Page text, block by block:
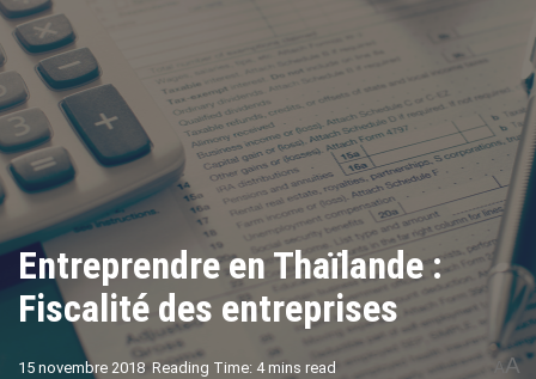
Entreprendre en Thaïlande :
Fiscalité des entreprises
15 novembre 2018 Reading Time: 4 mins read AA